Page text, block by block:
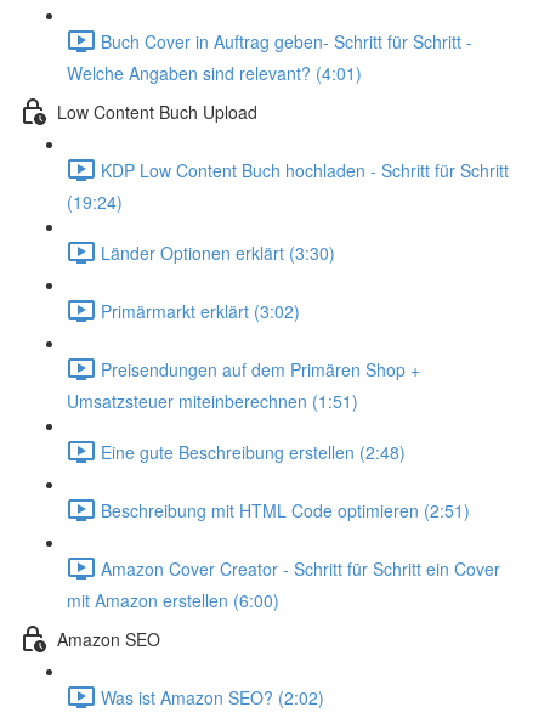
Buch Cover in Auftrag geben- Schritt für Schritt -
Welche Angaben sind relevant? (4:01)
Low Content Buch Upload
KDP Low Content Buch hochladen - Schritt für Schritt
(19:24)
Länder Optionen erklärt (3:30)
Primärmarkt erklärt (3:02)
Preisendungen auf dem Primären Shop +
Umsatzsteuer miteinberechnen (1:51)
Eine gute Beschreibung erstellen (2:48)
Beschreibung mit HTML Code optimieren (2:51)
Amazon Cover Creator - Schritt für Schritt ein Cover
mit Amazon erstellen (6:00)
Amazon SEO
Was ist Amazon SEO? (2:02)